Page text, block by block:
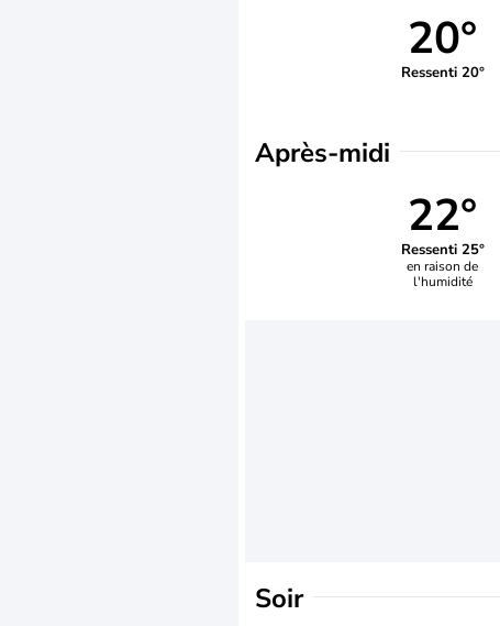
20°
Ressenti 20°
Après-midi
22°
Ressenti 25°
en raison de
l'humidité
Soir